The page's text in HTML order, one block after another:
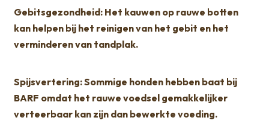
Gebitsgezondheid: Het kauwen op rauwe botten
kan helpen bij het reinigen van het gebit en het
verminderen van tandplak.
Spijsvertering: Sommige honden hebben baat bij
BARF omdat het rauwe voedsel gemakkelijker
verteerbaar kan zijn dan bewerkte voeding.